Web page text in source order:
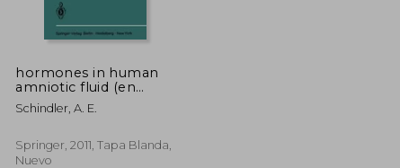
$ 205.487
hormones in human
amniotic fluid (en
Inglés)
Schindler, A. E.
Springer, 2011, Tapa Blanda,
Nuevo